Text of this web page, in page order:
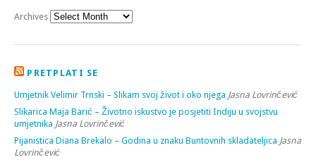
Archives
PRETPLATI SE
Umjetnik Velimir Trnski – Slikam svoj život i oko njega Jasna Lovrinčević
Slikarica Maja Barić – Životno iskustvo je posjetiti Indiju u svojstvu
umjetnika Jasna Lovrinčević
Pijanistica Diana Brekalo – Godina u znaku Buntovnih skladateljica Jasna
Lovrinčević